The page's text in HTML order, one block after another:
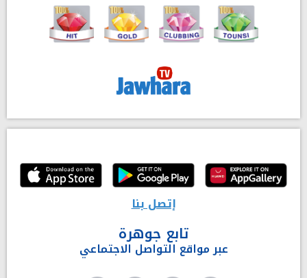
إتصل بنا
تابع جوهرة
عبر مواقع التواصل الاجتماعي